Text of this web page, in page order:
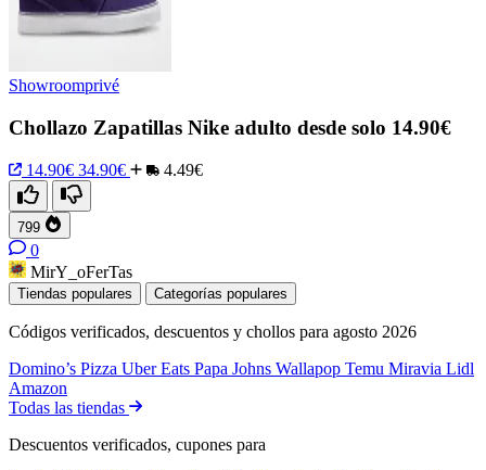
Showroomprivé
Chollazo Zapatillas Nike adulto desde solo 14.90€
14.90€ 34.90€ 4.49€
799
0
MirY_oFerTas
Tiendas populares Categorías populares
Códigos verificados, descuentos y chollos para agosto 2026
Domino’s Pizza Uber Eats Papa Johns Wallapop Temu Miravia Lidl
Amazon
Todas las tiendas
Descuentos verificados, cupones para